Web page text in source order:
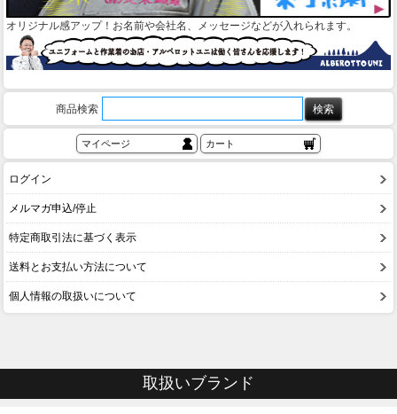
オリジナル感アップ！お名前や会社名、メッセージなどが入れられます。
商品検索
マイページ カート
ログイン
メルマガ申込/停止
特定商取引法に基づく表示
送料とお支払い方法について
個人情報の取扱いについて
取扱いブランド